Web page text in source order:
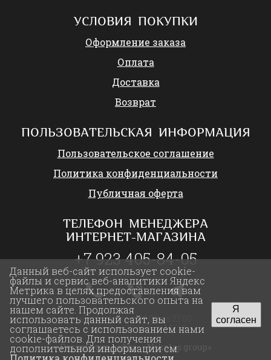
УСЛОВИЯ ПОКУПКИ
Оформление заказа
Оплата
Доставка
Возврат
ПОЛЬЗОВАТЕЛЬСКАЯ ИНФОРМАЦИЯ
Пользовательское соглашение
Политика конфиденциальности
Публичная оферта
ТЕЛЕФОН МЕНЕДЖЕРА
ИНТЕРНЕТ-МАГАЗИНА
+7 923 405-84-05
ежедневно с 09:00 до 21:00
с 05:00 до 17:00 (по МСК)
Разработка сайта: «Nikolas group»
Данный веб-сайт использует cookie-
файлы и сервис веб-аналитики Яндекс
Метрика в целях предоставления вам
лучшего пользовательского опыта на
нашем сайте. Продолжая
использовать данный сайт, вы
соглашаетесь с использованием нами
cookie-файлов. Для получения
дополнительной информации см.
Я
согласен